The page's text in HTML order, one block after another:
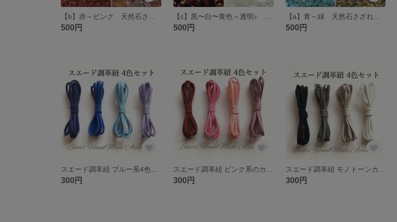
500円 500円
【a】青～緑 天然石さざれ石 アソート7色セット
500円
300円 300円 300円